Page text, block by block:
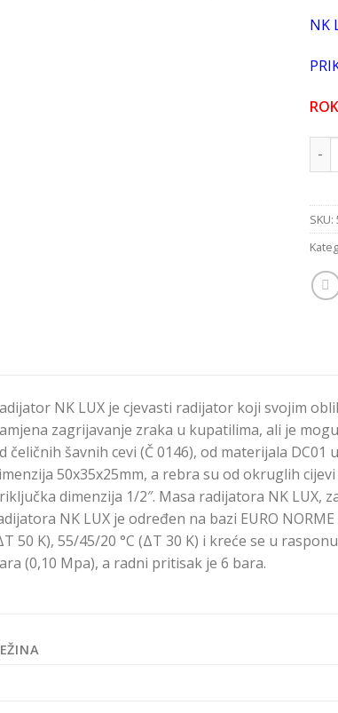
NK
SKU:
NK LUX je cjevasti radijator koji svojim
zagrijavanje zraka u kupatilima, ali je
čeličnih šavnih cevi (Č 0146), od materijala
50x35x25mm, a rebra su od okruglih
dimenzija 1/2″. Masa radijatora NK LUX,
NK LUX je određen na bazi EURO
50 K), 55/45/20 °C (ΔT 30 K) i kreće se u
(0,10 Mpa), a radni pritisak je 6 bara.